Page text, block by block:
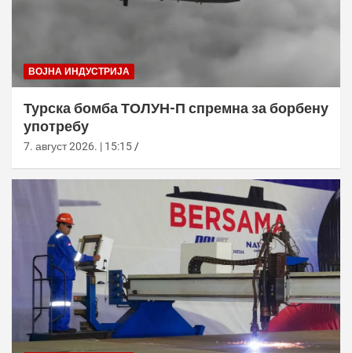
ВОЈНА ИНДУСТРИЈА
Турска бомба ТОЛУН-П спремна за борбену
употребу
7. август 2026. | 15:15